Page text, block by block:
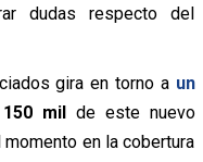
dudas respecto del
gira en torno a un
150 milde este nuevo
en la cobertura